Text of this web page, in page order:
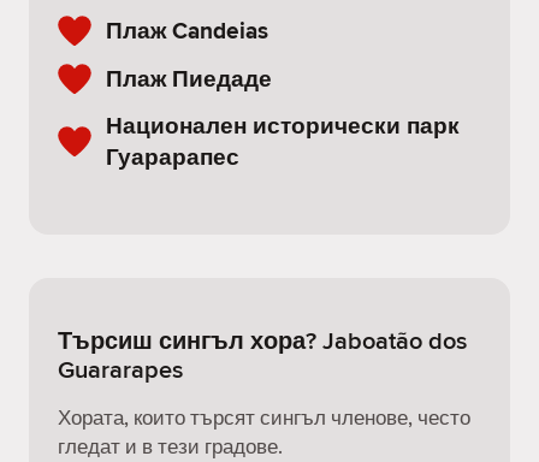
Плаж Candeias
Плаж Пиедаде
Национален исторически парк
Гуарарапес
Търсиш сингъл хора? Jaboatão dos
Guararapes
Хората, които търсят сингъл членове, често
гледат и в тези градове.